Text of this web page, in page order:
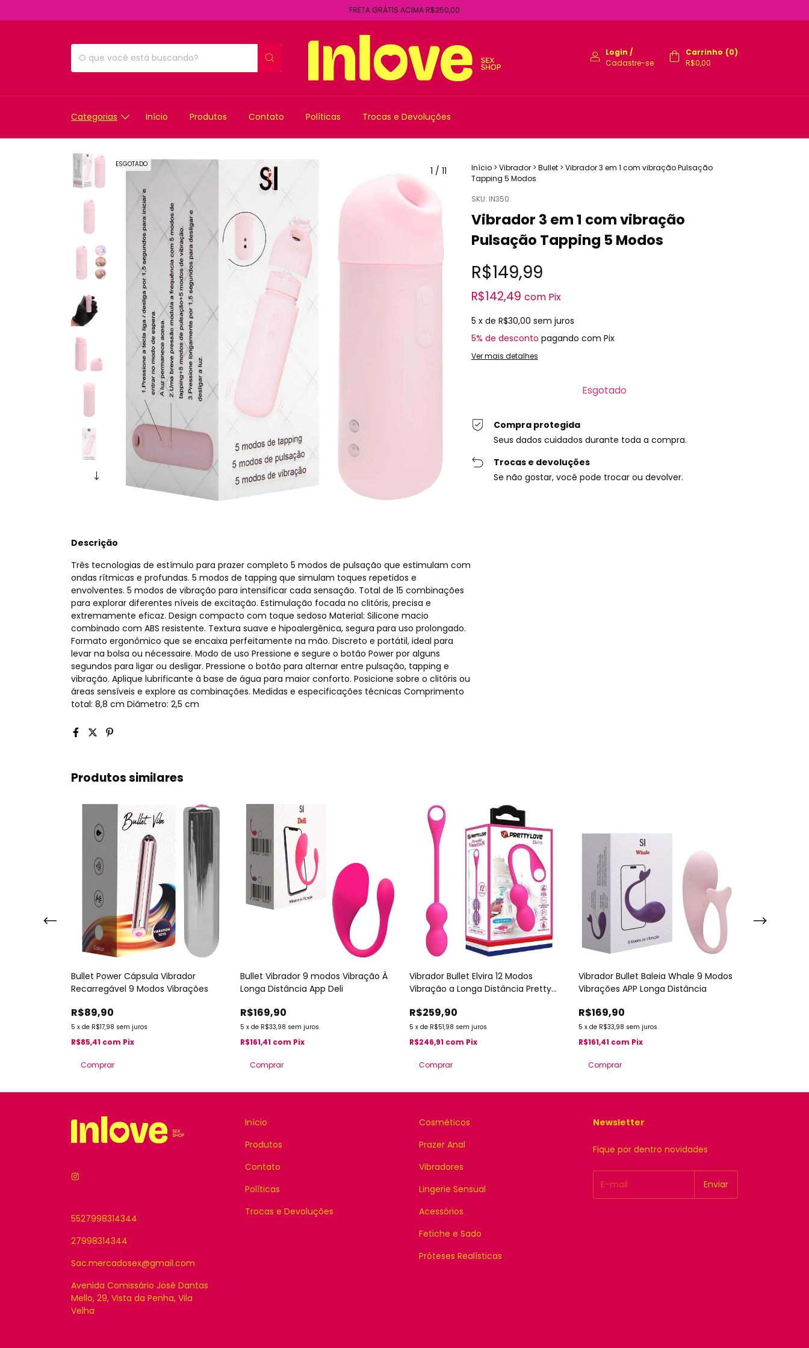
FRETA GRÁTIS ACIMA R$250,00
Login /
Cadastre-se
Carrinho (0)
R$0,00
Categorias Início Produtos Contato Políticas Trocas e Devoluções
ESGOTADO
1 / 11 Início > Vibrador > Bullet > Vibrador 3 em 1 com vibração Pulsação
Tapping 5 Modos
SKU: IN350
Vibrador 3 em 1 com vibração
Pulsação Tapping 5 Modos
R$149,99
R$142,49 com Pix
5 x de R$30,00 sem juros
5% de desconto pagando com Pix
Ver mais detalhes
Compra protegida
Seus dados cuidados durante toda a compra.
Trocas e devoluções
Se não gostar, você pode trocar ou devolver.
Descrição
Três tecnologias de estímulo para prazer completo 5 modos de pulsação que estimulam com
ondas rítmicas e profundas. 5 modos de tapping que simulam toques repetidos e
envolventes. 5 modos de vibração para intensificar cada sensação. Total de 15 combinações
para explorar diferentes níveis de excitação. Estimulação focada no clitóris, precisa e
extremamente eficaz. Design compacto com toque sedoso Material: Silicone macio
combinado com ABS resistente. Textura suave e hipoalergênica, segura para uso prolongado.
Formato ergonômico que se encaixa perfeitamente na mão. Discreto e portátil, ideal para
levar na bolsa ou nécessaire. Modo de uso Pressione e segure o botão Power por alguns
segundos para ligar ou desligar. Pressione o botão para alternar entre pulsação, tapping e
vibração. Aplique lubrificante à base de água para maior conforto. Posicione sobre o clitóris ou
áreas sensíveis e explore as combinações. Medidas e especificações técnicas Comprimento
total: 8,8 cm Diâmetro: 2,5 cm
Produtos similares
Bullet Power Cápsula Vibrador
Recarregável 9 Modos Vibrações
R$89,90
5 x de R$17,98 sem juros
R$85,41 com Pix
Bullet Vibrador 9 modos Vibração À
Longa Distância App Deli
R$169,90
5 x de R$33,98 sem juros
R$161,41 com Pix
Vibrador Bullet Elvira 12 Modos
Vibração a Longa Distância Pretty
R$259,90
5 x de R$51,98 sem juros
R$246,91 com Pix
Vibrador Bullet Baleia Whale 9 Modos
Vibrações APP Longa Distância
R$169,90
5 x de R$33,98 sem juros
R$161,41 com Pix
Comprar
5527998314344
27998314344
Sac.mercadosex@gmail.com
Avenida Comissário José Dantas
Mello, 29, Vista da Penha, Vila
Velha
Início
Produtos
Contato
Políticas
Trocas e Devoluções
Cosméticos
Prazer Anal
Vibradores
Lingerie Sensual
Acessórios
Fetiche e Sado
Próteses Realísticas
Newsletter
Fique por dentro novidades